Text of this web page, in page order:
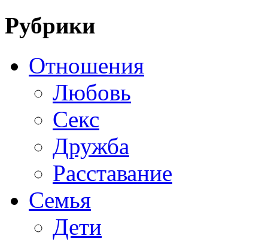
Рубрики
Отношения
Любовь
Секс
Дружба
Расставание
Семья
Дети